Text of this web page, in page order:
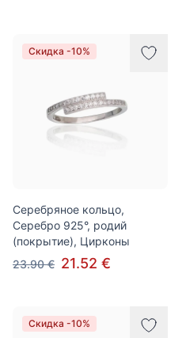
Скидка -10%
Серебряное кольцо,
Серебро 925°, родий
(покрытие), Цирконы
23.90 € 21.52 €
Скидка -10%